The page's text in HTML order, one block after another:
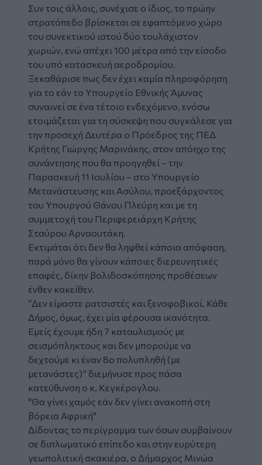
Συν τοις άλλοις, συνέχισε ο ίδιος, το πρώην
στρατόπεδο βρίσκεται σε εφαπτόμενο χώρο
του συνεκτικού ιστού δύο τουλάχιστον
χωριών, ενώ απέχει 100 μέτρα από την είσοδο
του υπό κατασκευή αεροδρομίου.
Ξεκαθάρισε πως δεν έχει καμία πληροφόρηση
για το εάν το Υπουργείο Εθνικής Άμυνας
συναινεί σε ένα τέτοιο ενδεχόμενο, ενόσω
ετοιμάζεται για τη σύσκεψη που συγκάλεσε για
την προσεχή Δευτέρα ο Πρόεδρος της ΠΕΔ
Κρήτης Γιώργης Μαρινάκης, στον απόηχο της
συνάντησης που θα προηγηθεί – την
Παρασκευή 11 Ιουλίου – στο Υπουργείο
Μετανάστευσης και Ασύλου, προεξάρχοντος
του Υπουργού Θάνου Πλεύρη και με τη
συμμετοχή του Περιφερειάρχη Κρήτης
Σταύρου Αρναουτάκη.
Εκτιμάται ότι δεν θα ληφθεί κάποια απόφαση,
παρά μόνο θα γίνουν κάποιες διερευνητικές
επαφές, δίκην βολιδοσκόπησης προθέσεων
ένθεν κακείθεν.
“Δεν είμαστε ρατσιστές και ξενοφοβικοί. Κάθε
Δήμος, όμως, έχει μία φέρουσα ικανότητα.
Εμείς έχουμε ήδη 7 καταυλισμούς με
σεισμόπληκτους και δεν μπορούμε να
δεχτούμε κι έναν 8ο πολυπληθή (με
μετανάστες)” διεμήνυσε προς πάσα
κατεύθυνση ο κ. Κεγκέρογλου.
"Θα γίνει χαμός εάν δεν γίνει ανακοπή στη
βόρεια Αφρική"
Δίδοντας το περίγραμμα των όσων συμβαίνουν
σε διπλωματικό επίπεδο και στην ευρύτερη
γεωπολιτική σκακιέρα, ο Δήμαρχος Μινώα